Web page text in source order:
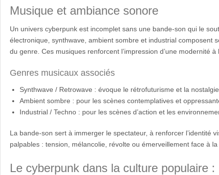
Musique et ambiance sonore
Un univers cyberpunk est incomplet sans une bande-son qui le
électronique, synthwave, ambient sombre et industrial composent
du genre. Ces musiques renforcent l’impression d’une modernité
Genres musicaux associés
Synthwave / Retrowave : évoque le rétrofuturisme et la
Ambient sombre : pour les scènes contemplatives et
Industrial / Techno : pour les scènes d’action et les
La bande-son sert à immerger le spectateur, à renforcer l’identité
palpables : tension, mélancolie, révolte ou émerveillement face à
Le cyberpunk dans la culture populaire